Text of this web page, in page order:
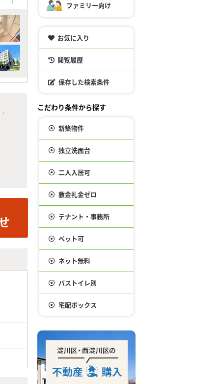
ファミリー向け
お気に入り
閲覧履歴
保存した検索条件
こだわり条件から探す
新築物件
独立洗面台
二人入居可
敷金礼金ゼロ
テナント・事務所
ペット可
ネット無料
バストイレ別
宅配ボックス